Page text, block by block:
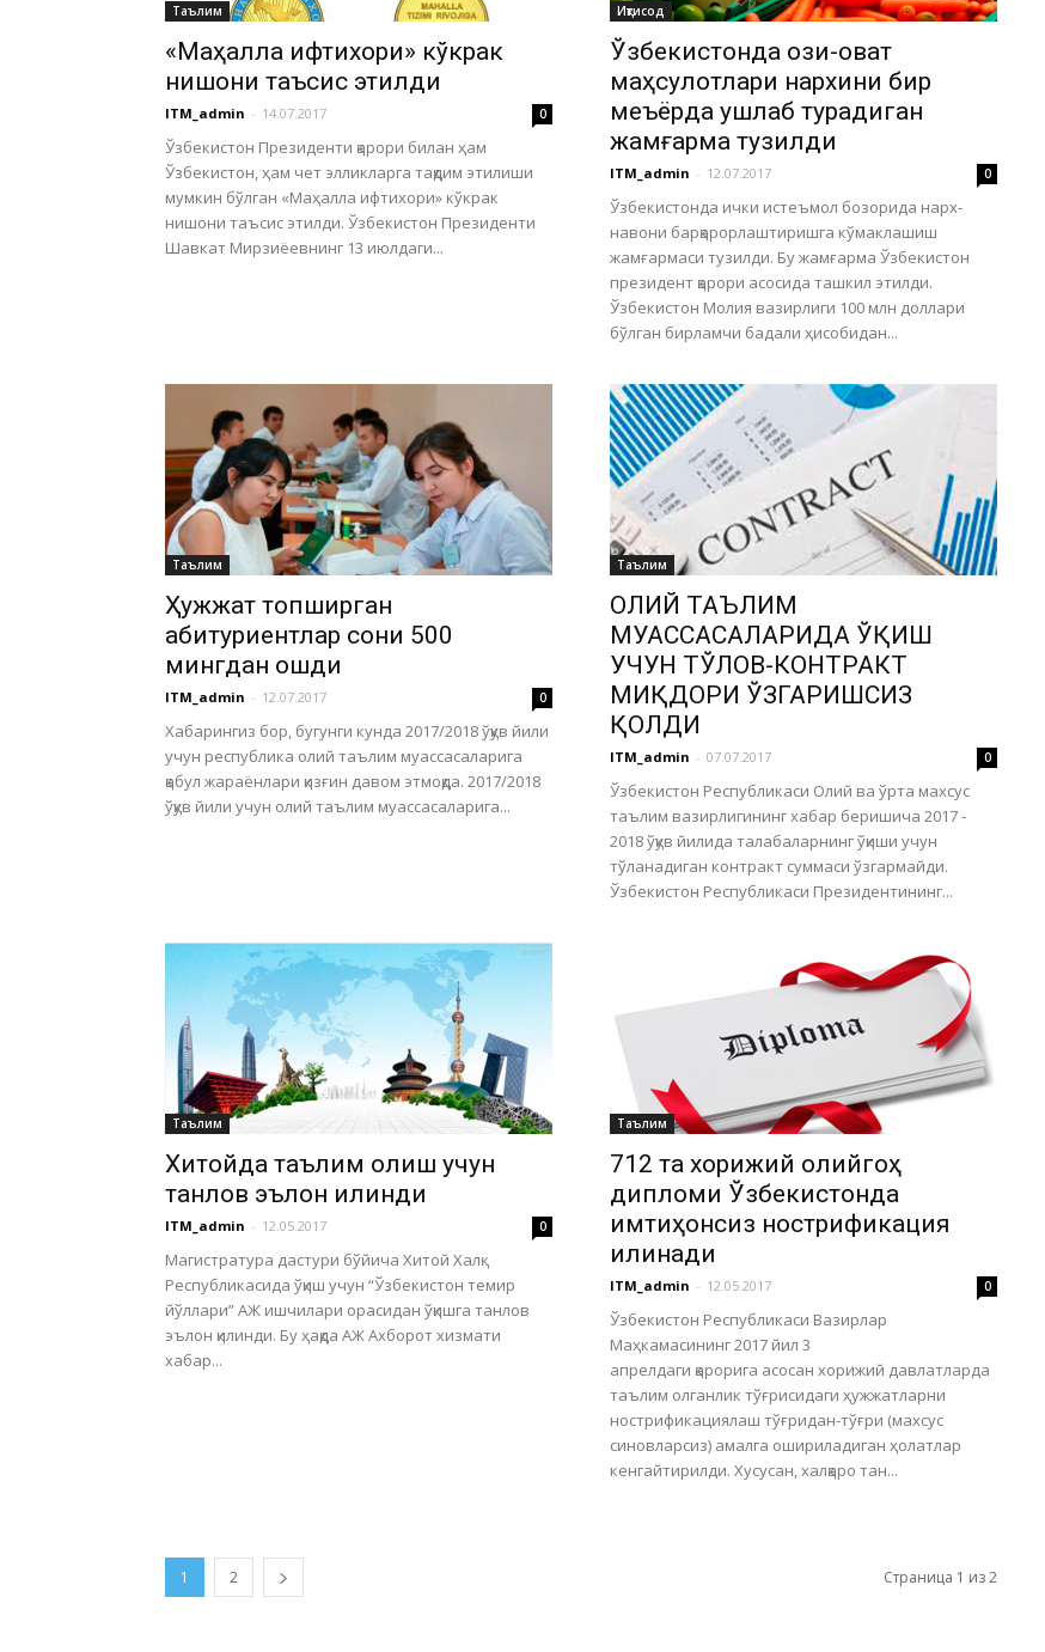
Таълим
«Маҳалла ифтихори» кўкрак
нишони таъсис этилди
ITM_admin - 14.07.2017 0
Ўзбекистон Президенти қарори билан ҳам
Ўзбекистон, ҳам чет элликларга тақдим этилиши
мумкин бўлган «Маҳалла ифтихори» кўкрак
нишони таъсис этилди. Ўзбекистон Президенти
Шавкат Мирзиёевнинг 13 июлдаги...
Иқтисод
Ўзбекистонда озиқ-овқат
маҳсулотлари нархини бир
меъёрда ушлаб турадиган
жамғарма тузилди
ITM_admin - 12.07.2017 0
Ўзбекистонда ички истеъмол бозорида нарх-
навони барқарорлаштиришга кўмаклашиш
жамғармаси тузилди. Бу жамғарма Ўзбекистон
президент қарори асосида ташкил этилди.
Ўзбекистон Молия вазирлиги 100 млн доллари
бўлган бирламчи бадали ҳисобидан...
Таълим
Ҳужжат топширган
абитуриентлар сони 500
мингдан ошди
ITM_admin - 12.07.2017 0
Хабарингиз бор, бугунги кунда 2017/2018 ўқув йили
учун республика олий таълим муассасаларига
қабул жараёнлари қизғин давом этмоқда. 2017/2018
ўқув йили учун олий таълим муассасаларига...
Таълим
ОЛИЙ ТАЪЛИМ
МУАССАСАЛАРИДА ЎҚИШ
УЧУН ТЎЛОВ-КОНТРАКТ
МИҚДОРИ ЎЗГАРИШСИЗ
ҚОЛДИ
ITM_admin - 07.07.2017 0
Ўзбекистон Республикаси Олий ва ўрта махсус
таълим вазирлигининг хабар беришича 2017 -
2018 ўқув йилида талабаларнинг ўқиши учун
тўланадиган контракт суммаси ўзгармайди.
Ўзбекистон Республикаси Президентининг...
Таълим
Хитойда таълим олиш учун
танлов эълон қилинди
ITM_admin - 12.05.2017 0
Магистратура дастури бўйича Хитой Халқ
Республикасида ўқиш учун “Ўзбекистон темир
йўллари” АЖ ишчилари орасидан ўқишга танлов
эълон қилинди. Бу ҳақда АЖ Ахборот хизмати
хабар...
Таълим
712 та хорижий олийгоҳ
дипломи Ўзбекистонда
имтиҳонсиз нострификация
қилинади
ITM_admin - 12.05.2017 0
Ўзбекистон Республикаси Вазирлар
Маҳкамасининг 2017 йил 3
апрелдаги қарорига асосан хорижий давлатларда
таълим олганлик тўғрисидаги ҳужжатларни
нострификациялаш тўғридан-тўғри (махсус
синовларсиз) амалга ошириладиган ҳолатлар
кенгайтирилди. Хусусан, халқаро тан...
1 2 Страница 1 из 2